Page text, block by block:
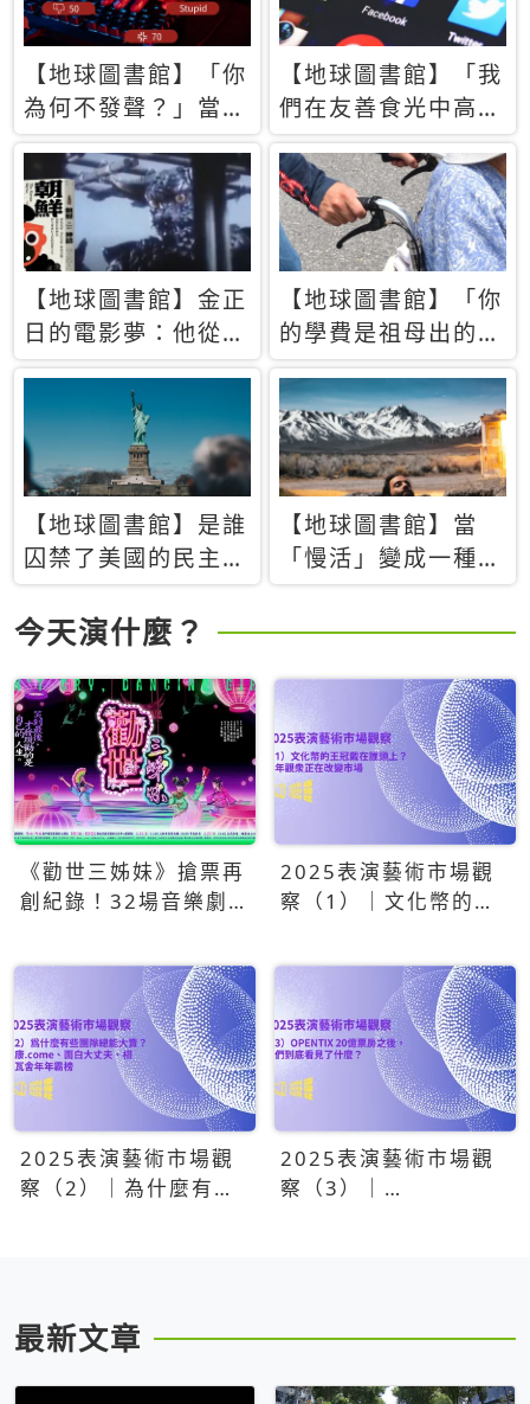
【地球圖書館】「你
為何不發聲？」當情
緒淹沒理智 你以為
的正義成為壓迫他人
的工具
【地球圖書館】「我
們在友善食光中高呼
民主自由，然後被刪
文」一本給Z世代的
末日寶懺《困在社群
平台》
【地球圖書館】金正
日的電影夢：他從南
韓綁來導演和演員，
卻拍出諷刺獨裁者的
北韓電影《平壤怪
獸》
【地球圖書館】「你
的學費是祖母出的」
當孝順變成情緒勒
索，日本孫女弒親案
背後的照護壓力
【地球圖書館】是誰
囚禁了美國的民主？
當民主威脅到特權，
經濟學家長達半世紀
的反撲計畫
【地球圖書館】當
「慢活」變成一種商
品：社群時代，資本
主義如何包裝你的休
今天演什麼？
《勸世三姊妹》搶票再
創紀錄！32場音樂劇
2025表演藝術市場觀
察（1）｜文化幣的王
眾正在改變市場
2025表演藝術市場觀
察（2）｜為什麼有些
2025表演藝術市場觀
察（3）｜
最新文章